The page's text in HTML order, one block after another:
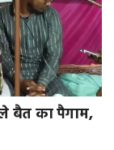
बैत का पैगाम,